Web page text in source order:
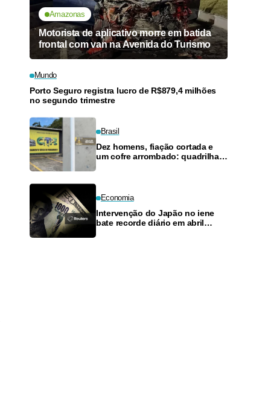
Amazonas
Motorista de aplicativo morre em batida
frontal com van na Avenida do Turismo
Mundo
Porto Seguro registra lucro de R$879,4 milhões
no segundo trimestre
Brasil
Dez homens, fiação cortada e
um cofre arrombado: quadrilha
Economia
Intervenção do Japão no iene
bate recorde diário em abril